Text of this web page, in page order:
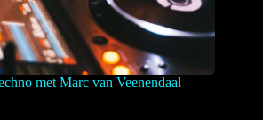
met Marc van Veenendaal